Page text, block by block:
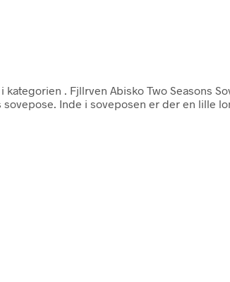
kategorien
. Fjllrven Abisko Two Seasons
Inde i soveposen er der en lille